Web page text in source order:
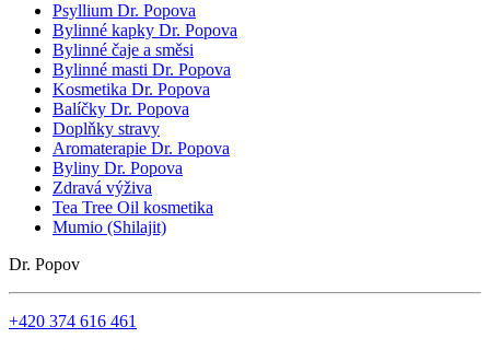
Psyllium Dr. Popova
Bylinné kapky Dr. Popova
Bylinné čaje a směsi
Bylinné masti Dr. Popova
Kosmetika Dr. Popova
Balíčky Dr. Popova
Doplňky stravy
Aromaterapie Dr. Popova
Byliny Dr. Popova
Zdravá výživa
Tea Tree Oil kosmetika
Mumio (Shilajit)
Dr. Popov
+420 374 616 461